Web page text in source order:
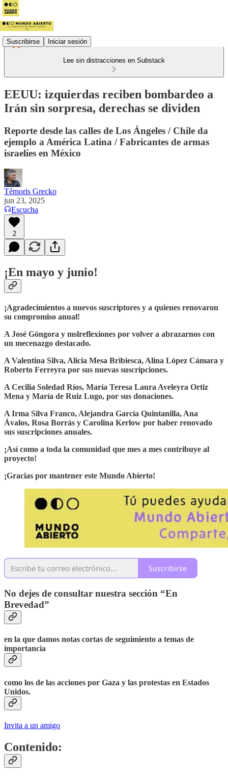
Suscribirse Iniciar sesión
Lee sin distracciones en Substack
EEUU: izquierdas reciben bombardeo a
Irán sin sorpresa, derechas se dividen
Reporte desde las calles de Los Ángeles / Chile da
ejemplo a América Latina / Fabricantes de armas
israelíes en México
Témoris Grecko
jun 23, 2025
Escucha
2
¡En mayo y junio!
¡Agradecimientos a nuevos suscriptores y a quienes renovaron
su compromiso anual!
A José Góngora y mslreflexiones por volver a abrazarnos con
un mecenazgo destacado.
A Valentina Silva, Alicia Mesa Bribiesca, Alina López Cámara y
Roberto Ferreyra por sus nuevas suscripciones.
A Cecilia Soledad Ríos, María Teresa Laura Aveleyra Ortiz
Mena y María de Ruiz Lugo, por sus donaciones.
A Irma Silva Franco, Alejandra García Quintanilla, Ana
Ávalos, Rosa Borrás y Carolina Kerlow por haber renovado
sus suscripciones anuales.
¡Así como a toda la comunidad que mes a mes contribuye al
proyecto!
¡Gracias por mantener este Mundo Abierto!
Suscribirse
No dejes de consultar nuestra sección “En
Brevedad”
en la que damos notas cortas de seguimiento a temas de
importancia
como los de las acciones por Gaza y las protestas en Estados
Unidos.
Invita a un amigo
Contenido: